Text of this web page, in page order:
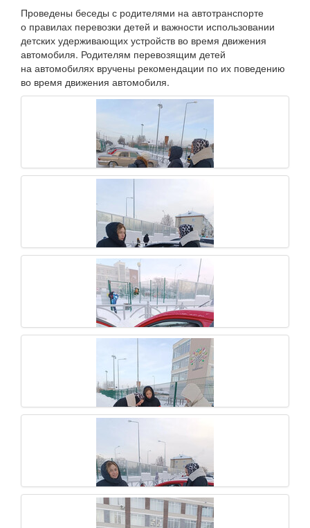
Проведены беседы с родителями на автотранспорте
о правилах перевозки детей и важности использовании
детских удерживающих устройств во время движения
автомобиля. Родителям перевозящим детей
на автомобилях вручены рекомендации по их поведению
во время движения автомобиля.